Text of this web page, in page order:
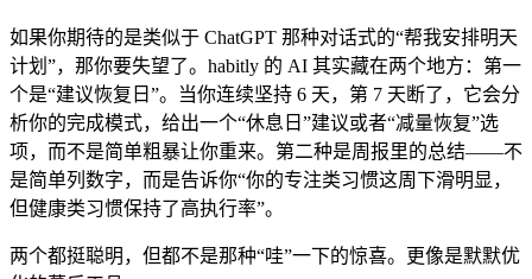
如果你期待的是类似于 ChatGPT 那种对话式的“帮我安排明天
计划”，那你要失望了。habitly 的 AI 其实藏在两个地方：第一
个是“建议恢复日”。当你连续坚持 6 天，第 7 天断了，它会分
析你的完成模式，给出一个“休息日”建议或者“减量恢复”选
项，而不是简单粗暴让你重来。第二种是周报里的总结——不
是简单列数字，而是告诉你“你的专注类习惯这周下滑明显，
但健康类习惯保持了高执行率”。
两个都挺聪明，但都不是那种“哇”一下的惊喜。更像是默默优